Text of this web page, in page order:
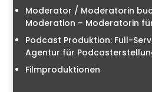
Moderator / Moderatorin
Moderation – Moderatorin
Podcast Produktion: Full-
Agentur für
Filmproduktionen